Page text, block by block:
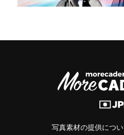
写真素材の提供につ